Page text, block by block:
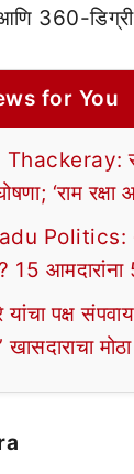
360-
for You
‘राम
Politics:
15
यांचा पक्ष
मोठा